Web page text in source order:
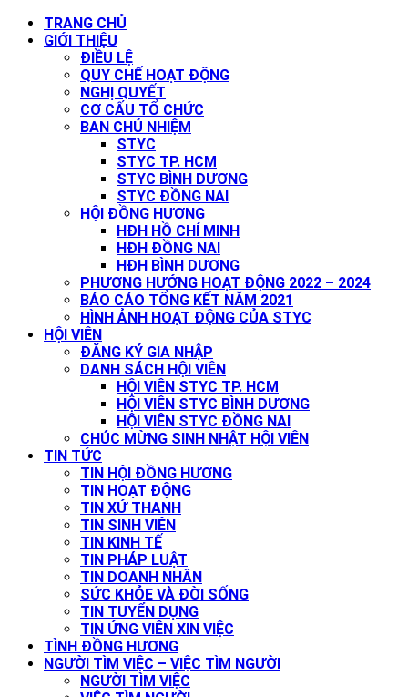
Skip
TRANG CHỦ
GIỚI THIỆU
ĐIỀU LỆ
QUY CHẾ HOẠT ĐỘNG
NGHỊ QUYẾT
CƠ CẤU TỔ CHỨC
BAN CHỦ NHIỆM
STYC
STYC TP. HCM
STYC BÌNH DƯƠNG
STYC ĐỒNG NAI
HỘI ĐỒNG HƯƠNG
HĐH HỒ CHÍ MINH
HĐH ĐỒNG NAI
HĐH BÌNH DƯƠNG
PHƯƠNG HƯỚNG HOẠT ĐỘNG 2022 – 2024
BÁO CÁO TỔNG KẾT NĂM 2021
HÌNH ẢNH HOẠT ĐỘNG CỦA STYC
HỘI VIÊN
ĐĂNG KÝ GIA NHẬP
DANH SÁCH HỘI VIÊN
HỘI VIÊN STYC TP. HCM
HỘI VIÊN STYC BÌNH DƯƠNG
HỘI VIÊN STYC ĐỒNG NAI
CHÚC MỪNG SINH NHẬT HỘI VIÊN
TIN TỨC
TIN HỘI ĐỒNG HƯƠNG
TIN HOẠT ĐỘNG
TIN XỨ THANH
TIN SINH VIÊN
TIN KINH TẾ
TIN PHÁP LUẬT
TIN DOANH NHÂN
SỨC KHỎE VÀ ĐỜI SỐNG
TIN TUYỂN DỤNG
TIN ỨNG VIÊN XIN VIỆC
TÌNH ĐỒNG HƯƠNG
NGƯỜI TÌM VIỆC – VIỆC TÌM NGƯỜI
NGƯỜI TÌM VIỆC